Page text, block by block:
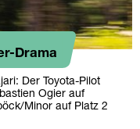
Drama
Der Toyota-Pilot
Ogier auf
Minor auf Platz 2